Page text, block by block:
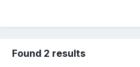
Found 2 results